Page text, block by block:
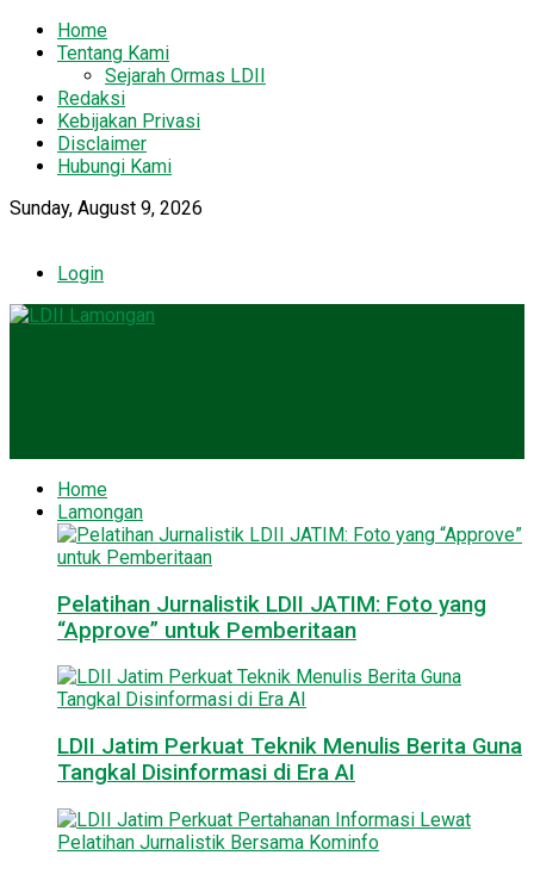
Home
Tentang Kami
Sejarah Ormas LDII
Redaksi
Kebijakan Privasi
Disclaimer
Hubungi Kami
Sunday, August 9, 2026
Login
Home
Lamongan
Pelatihan Jurnalistik LDII JATIM: Foto yang
“Approve” untuk Pemberitaan
LDII Jatim Perkuat Teknik Menulis Berita Guna
Tangkal Disinformasi di Era AI